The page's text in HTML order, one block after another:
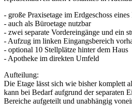
- große Praxisetage im Erdgeschoss
- auch als Büroetage nutzbar
- zwei separate Vordereingänge und ein
- Aufzug im linken Eingangsbereich
- optional 10 Stellplätze hinter dem Haus
- Apotheke im direkten Umfeld
Aufteilung:
Die Etage lässt sich wie bisher komplett
kann bei Bedarf aufgrund der separaten
Bereiche aufgeteilt und unabhängig